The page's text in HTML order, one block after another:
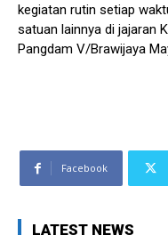
kegiatan rutin setiap
satuan lainnya di jajaran
Pangdam V/Brawijaya
Facebook
LATEST NEWS